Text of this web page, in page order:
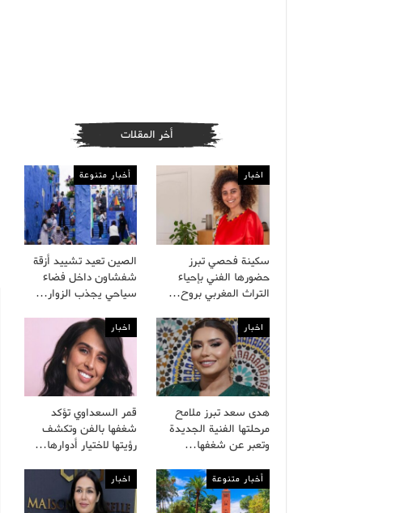
أخر المقلات
اخبار
سكينة فحصي تبرز
حضورها الفني بإحياء
التراث المغربي بروح…
أخبار متنوعة
الصين تعيد تشييد أزقة
شفشاون داخل فضاء
سياحي يجذب الزوار…
اخبار
هدى سعد تبرز ملامح
مرحلتها الفنية الجديدة
وتعبر عن شغفها…
اخبار
قمر السعداوي تؤكد
شغفها بالفن وتكشف
رؤيتها لاختيار أدوارها…
أخبار متنوعة اخبار